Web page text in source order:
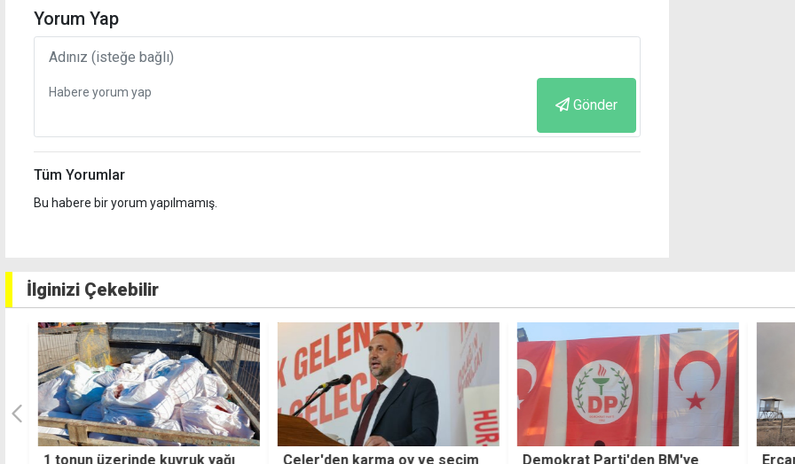
Yorum Yap
Gönder
Tüm Yorumlar
Bu habere bir yorum yapılmamış.
İlginizi Çekebilir
1 tonun üzerinde kuyruk yağı Çeler'den karma oy ve seçim Demokrat Parti'den BM'ye